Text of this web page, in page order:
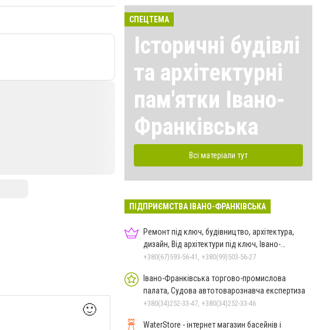
🙂
СПЕЦТЕМА
Історичні будівлі
та архітектурні
пам'ятки Івано-
Франківська
Всі матеріали тут
ПІДПРИЄМСТВА ІВАНО-ФРАНКІВСЬКА
Ремонт під ключ, будівництво, архітектура,
дизайн, Від архітектури під ключ, Івано-
Франківськ
+380(67)593-56-41, +380(99)503-56-27
Івано-Франківська торгово-промислова
палата, Судова автотоварознавча експертиза
+380(34)252-33-47, +380(34)252-33-46
WaterStore - інтернет магазин басейнів і